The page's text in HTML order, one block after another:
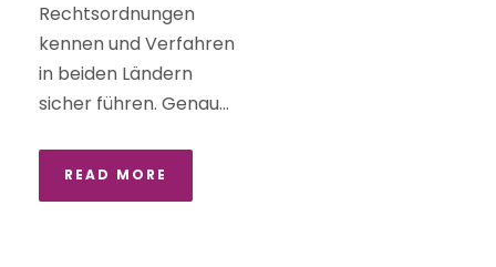
Rechtsordnungen
kennen und Verfahren
in beiden Ländern
sicher führen. Genau...
READ MORE